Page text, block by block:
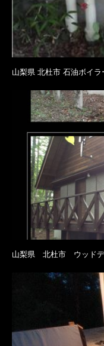
山梨県 北杜市 石油ボイ
山梨県 北杜市 ウッドデ